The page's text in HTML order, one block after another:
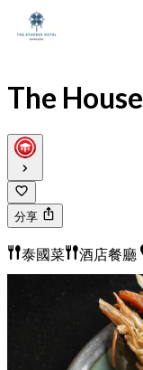
The
分享
泰國菜 酒店餐廳